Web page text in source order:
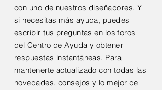
con uno de nuestros diseñadores. Y
si necesitas más ayuda, puedes
escribir tus preguntas en los foros
del Centro de Ayuda y obtener
respuestas instantáneas. Para
mantenerte actualizado con todas las
novedades, consejos y lo mejor de